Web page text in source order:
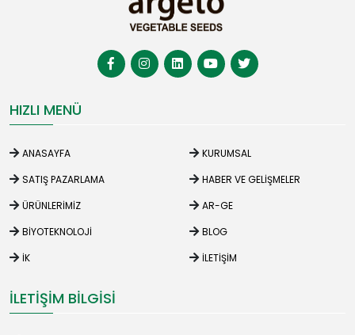
HIZLI MENÜ
ANASAYFA
KURUMSAL
SATIŞ PAZARLAMA
HABER VE GELIŞMELER
ÜRÜNLERIMIZ
AR-GE
BIYOTEKNOLOJI
BLOG
İK
İLETIŞIM
İLETIŞIM BILGISI